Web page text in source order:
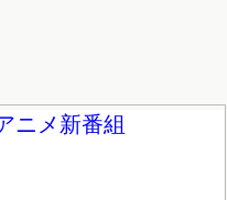
ニメ新番組